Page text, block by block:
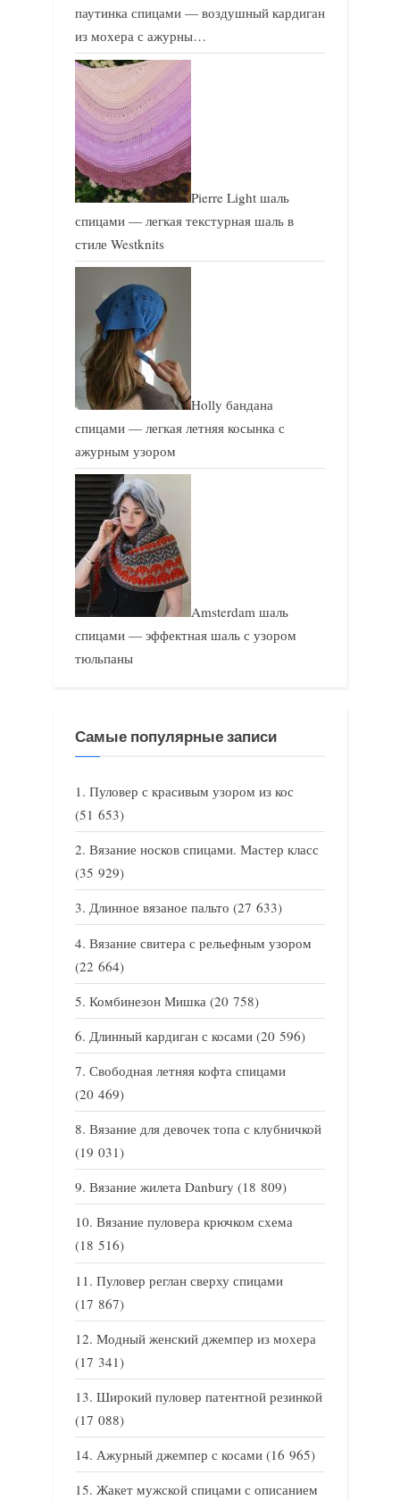
паутинка спицами — воздушный кардиган
из мохера с ажурны…
Pierre Light шаль
спицами — легкая текстурная шаль в
стиле Westknits
Holly бандана
спицами — легкая летняя косынка с
ажурным узором
Amsterdam шаль
спицами — эффектная шаль с узором
тюльпаны
Самые популярные записи
Пуловер с красивым узором из кос
(51 653)
Вязание носков спицами. Мастер класс
(35 929)
Длинное вязаное пальто (27 633)
Вязание свитера с рельефным узором
(22 664)
Комбинезон Мишка (20 758)
Длинный кардиган с косами (20 596)
Свободная летняя кофта спицами
(20 469)
Вязание для девочек топа с клубничкой
(19 031)
Вязание жилета Danbury (18 809)
Вязание пуловера крючком схема
(18 516)
Пуловер реглан сверху спицами
(17 867)
Модный женский джемпер из мохера
(17 341)
Широкий пуловер патентной резинкой
(17 088)
Ажурный джемпер с косами (16 965)
Жакет мужской спицами с описанием